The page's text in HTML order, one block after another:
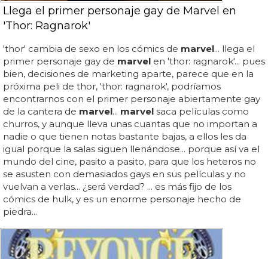
Llega el primer personaje gay de Marvel en
'Thor: Ragnarok'
'thor' cambia de sexo en los cómics de marvel... llega el
primer personaje gay de marvel en 'thor: ragnarok'... pues
bien, decisiones de marketing aparte, parece que en la
próxima peli de thor, 'thor: ragnarok', podríamos
encontrarnos con el primer personaje abiertamente gay
de la cantera de marvel... marvel saca películas como
churros, y aunque lleva unas cuantas que no importan a
nadie o que tienen notas bastante bajas, a ellos les da
igual porque la salas siguen llenándose... porque así va el
mundo del cine, pasito a pasito, para que los heteros no
se asusten con demasiados gays en sus películas y no
vuelvan a verlas... ¿será verdad? ... es más fijo de los
cómics de hulk, y es un enorme personaje hecho de
piedra...